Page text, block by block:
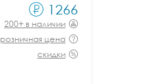
1266
200+ в наличии
розничная цена
скидки